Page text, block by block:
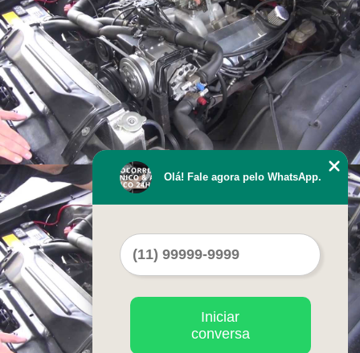
Olá! Fale agora pelo WhatsApp.
Iniciar
conversa